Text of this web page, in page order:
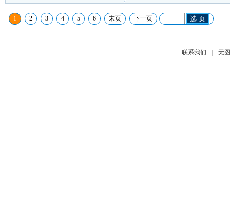
1 2 3 4 5 6 末页 下一页 选 页
联系我们 | 无